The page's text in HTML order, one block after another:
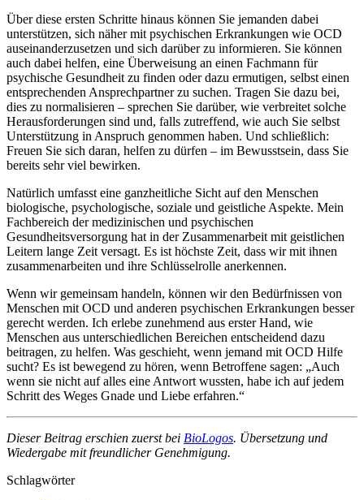
Über diese ersten Schritte hinaus können Sie jemanden dabei
unterstützen, sich näher mit psychischen Erkrankungen wie OCD
auseinanderzusetzen und sich darüber zu informieren. Sie können
auch dabei helfen, eine Überweisung an einen Fachmann für
psychische Gesundheit zu finden oder dazu ermutigen, selbst einen
entsprechenden Ansprechpartner zu suchen. Tragen Sie dazu bei,
dies zu normalisieren – sprechen Sie darüber, wie verbreitet solche
Herausforderungen sind und, falls zutreffend, wie auch Sie selbst
Unterstützung in Anspruch genommen haben. Und schließlich:
Freuen Sie sich daran, helfen zu dürfen – im Bewusstsein, dass Sie
bereits sehr viel bewirken.
Natürlich umfasst eine ganzheitliche Sicht auf den Menschen
biologische, psychologische, soziale und geistliche Aspekte. Mein
Fachbereich der medizinischen und psychischen
Gesundheitsversorgung hat in der Zusammenarbeit mit geistlichen
Leitern lange Zeit versagt. Es ist höchste Zeit, dass wir mit ihnen
zusammenarbeiten und ihre Schlüsselrolle anerkennen.
Wenn wir gemeinsam handeln, können wir den Bedürfnissen von
Menschen mit OCD und anderen psychischen Erkrankungen besser
gerecht werden. Ich erlebe zunehmend aus erster Hand, wie
Menschen aus unterschiedlichen Bereichen entscheidend dazu
beitragen, zu helfen. Was geschieht, wenn jemand mit OCD Hilfe
sucht? Es ist bewegend zu hören, wenn Betroffene sagen: „Auch
wenn sie nicht auf alles eine Antwort wussten, habe ich auf jedem
Schritt des Weges Gnade und Liebe erfahren.“
Dieser Beitrag erschien zuerst bei BioLogos. Übersetzung und
Wiedergabe mit freundlicher Genehmigung.
Schlagwörter